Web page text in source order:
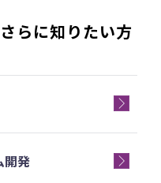
らに知りたい方
開発